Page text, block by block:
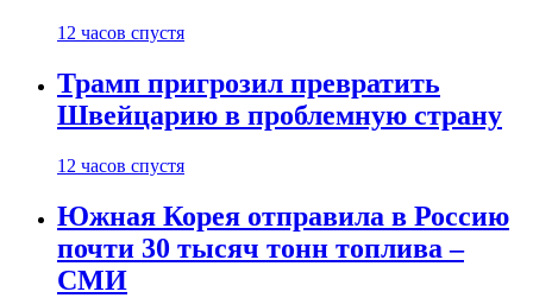
12 часов спустя
Трамп пригрозил превратить
Швейцарию в проблемную страну
12 часов спустя
Южная Корея отправила в Россию
почти 30 тысяч тонн топлива –
СМИ